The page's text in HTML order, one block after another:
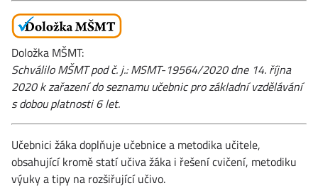
Doložka MŠMT:
Schválilo MŠMT pod č. j.: MSMT-19564/2020 dne 14. října
2020 k zařazení do seznamu učebnic pro základní vzdělávání
s dobou platnosti 6 let.
Učebnici žáka doplňuje učebnice a metodika učitele,
obsahující kromě statí učiva žáka i řešení cvičení, metodiku
výuky a tipy na rozšiřující učivo.